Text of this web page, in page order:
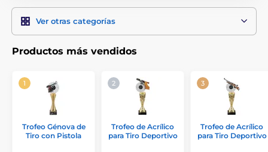
Ver otras categorías
Productos más vendidos
Trofeo Génova de
Tiro con Pistola
Trofeo de Acrílico
para Tiro Deportivo
Trofeo de Acrílico
para Tiro Deportivo